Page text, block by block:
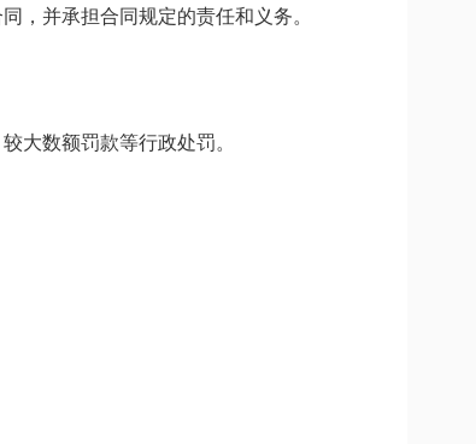
，并承担合同规定的责任和义务。
大数额罚款等行政处罚。